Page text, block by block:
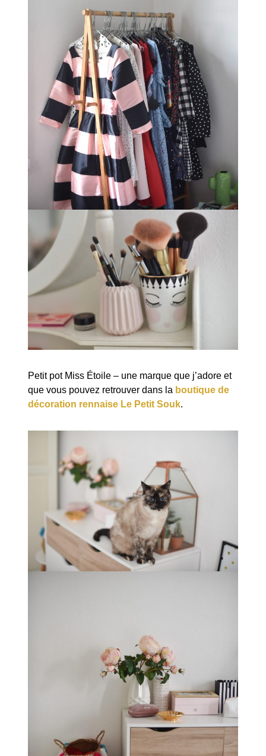
Petit pot Miss Étoile – une marque que j’adore et
que vous pouvez retrouver dans la boutique de
décoration rennaise Le Petit Souk.